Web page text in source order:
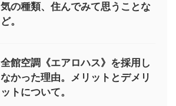
気の種類、住んでみて思うことな
ど。
全館空調《エアロハス》を採用し
なかった理由。メリットとデメリ
ットについて。